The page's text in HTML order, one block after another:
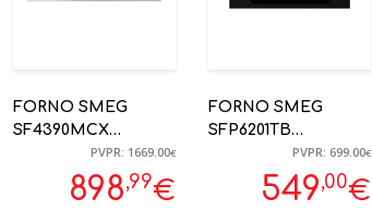
FORNO SMEG
SF4390MCX
COMBINADO
MICRO ONDAS,
LINHA CLÁSSICA,
PVPR: 1669.00€
898,99€
FORNO SMEG
SFP6201TB
PIROLITICO MUSA
PRETO 60X60CM A+
PVPR: 699.00€
549,00€